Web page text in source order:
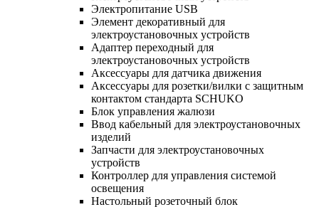
Электропитание USB
Элемент декоративный для
электроустановочных устройств
Адаптер переходный для
электроустановочных устройств
Аксессуары для датчика движения
Аксессуары для розетки/вилки с защитным
контактом стандарта SCHUKO
Блок управления жалюзи
Ввод кабельный для электроустановочных
изделий
Запчасти для электроустановочных
устройств
Контроллер для управления системой
освещения
Настольный розеточный блок